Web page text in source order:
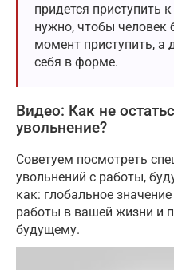
придется приступить
нужно, чтобы человек
момент приступить, а
себя в форме.
Видео: Как не
увольнение?
Советуем посмотреть
увольнений с работы,
как: глобальное
работы в вашей жизни и
будущему.